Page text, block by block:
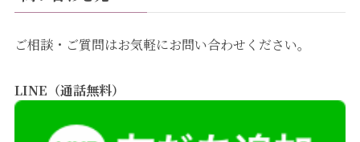
ご相談・ご質問はお気軽にお問い合わせください。
LINE（通話無料）